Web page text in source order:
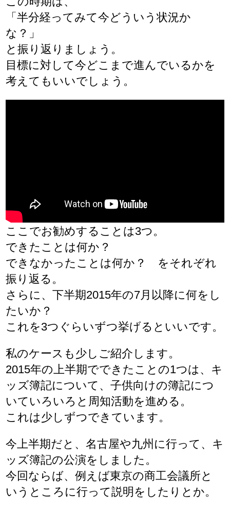
「半分経ってみて今どういう状況か
な？」
と振り返りましょう。
目標に対して今どこまで進んでいるかを
考えてもいいでしょう。
ここでお勧めすることは3つ。
できたことは何か？
できなかったことは何か？ をそれぞれ
振り返る。
さらに、下半期2015年の7月以降に何をし
たいか？
これを3つぐらいずつ挙げるといいです。
私のケースも少しご紹介します。
2015年の上半期でできたことの1つは、キ
ッズ簿記について、子供向けの簿記につ
いていろいろと周知活動を進める。
これは少しずつできています。
今上半期だと、名古屋や九州に行って、キ
ッズ簿記の公演をしました。
今回ならば、例えば東京の商工会議所と
いうところに行って説明をしたりとか。